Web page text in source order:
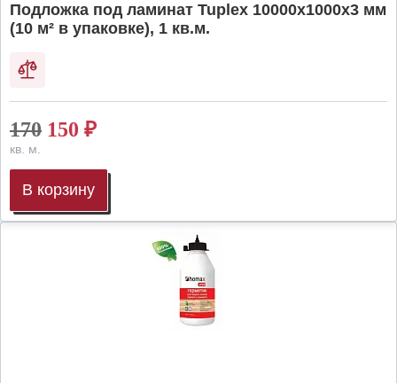
Подложка под ламинат Tuplex 10000x1000x3 мм
(10 м² в упаковке), 1 кв.м.
170 150 ₽
кв. м.
В корзину